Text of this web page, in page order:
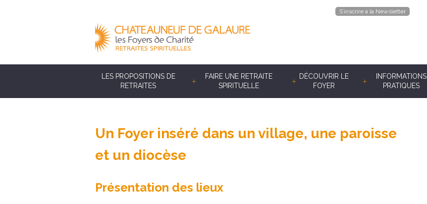
S’inscrire à la Newsletter
LES PROPOSITIONS DE
RETRAITES
FAIRE UNE RETRAITE
SPIRITUELLE
DÉCOUVRIR LE
FOYER
INFORMATIONS
PRATIQUES
Un Foyer inséré dans un village, une paroisse
et un diocèse
Présentation des lieux